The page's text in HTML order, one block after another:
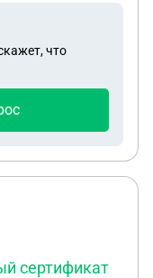
что
сертификат